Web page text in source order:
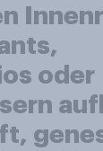
oder